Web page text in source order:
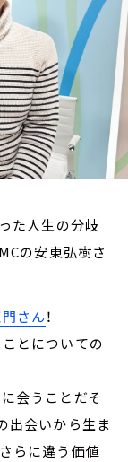
た人生の分岐
の安東弘樹さ
さん！
とについての
会うことだそ
出会いから生ま
らに違う価値